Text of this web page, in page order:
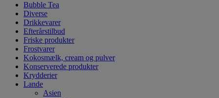
Bubble Tea
Diverse
Drikkevarer
Efterårstilbud
Friske produkter
Frostvarer
Kokosmælk, cream og pulver
Konserverede produkter
Krydderier
Lande
Asien